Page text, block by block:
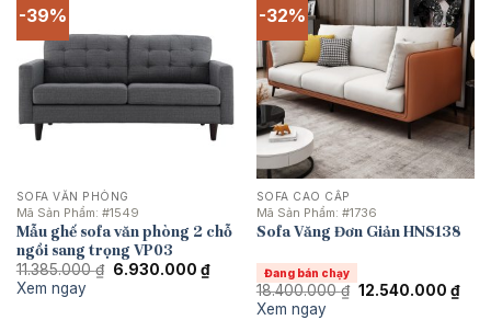
-39%
SOFA VĂN PHÒNG
Mã Sản Phẩm: #1549
Mẫu ghế sofa văn phòng 2 chỗ
ngồi sang trọng VP03
11.385.000₫ Giá
6.930.000 ₫Giá
hiện
Xem ngay
-32%
SOFA CAO CẤP
Mã Sản Phẩm: #1736
Sofa Văng Đơn Giản HNS138
Đang bán chạy
18.400.000₫ Giá
12.540.000 ₫Giá
hiện
Xem ngay